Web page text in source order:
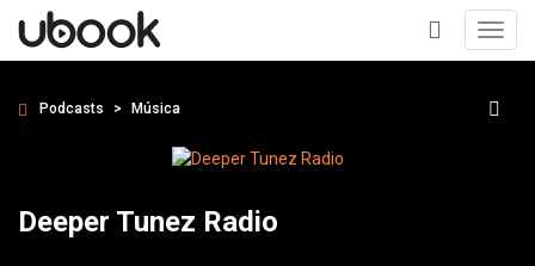
+
Podcasts Música
Deeper Tunez Radio